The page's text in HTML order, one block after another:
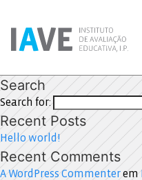
Search
Search for:
Recent Posts
Hello world!
Recent Comments
A WordPress Commenterem